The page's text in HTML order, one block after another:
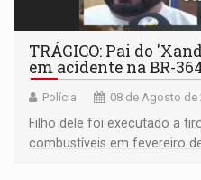
TRÁGICO: Pai do
em acidente na BR-
Polícia 08 de Agosto de
Filho dele foi executado a
combustíveis em fevereiro